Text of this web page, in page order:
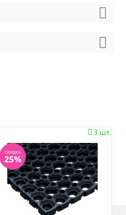
3 шт.

СКИДКА
25%